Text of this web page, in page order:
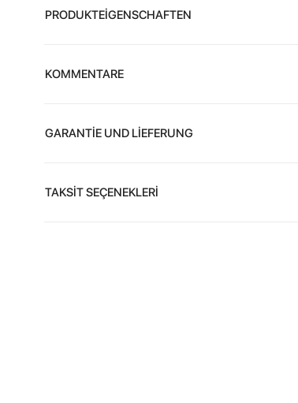
PRODUKTEİGENSCHAFTEN
KOMMENTARE
GARANTİE UND LİEFERUNG
TAKSİT SEÇENEKLERİ